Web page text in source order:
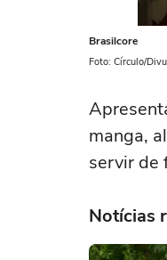
Brasilcore
Foto: Círculo/
manga,
servir de
Notícias